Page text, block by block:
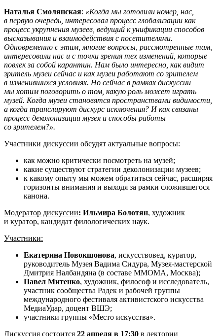
Наталья Смолянская: «Когда мы готовили номер, нас,
в первую очередь, интересовал процесс глобализации как
процесс укрупнения музеев, ведущий к унификации способов
высказывания и взаимодействия с посетителями.
Одновременно с этим, многие вопросы, рассмотренные там,
интересовали нас и с точки зрения тех изменений, которые
повлек за собой карантин. Нам было интересно, как видит
зритель музеи сейчас и как музеи работают со зрителем
в изменившихся условиях. Но сейчас в рамках дискуссии
мы хотим поговорить о том, какую роль может играть
музей. Когда музеи становятся пространствами видимости,
а когда транслируют дискурс исключения? И как связаны
процесс деколонизации музея и способы работы
со зрителем?».
Участники дискуссии обсудят актуальные вопросы:
как можно критически посмотреть на музей;
какие существуют стратегии деколонизации музеев;
к какому опыту мы можем обратиться сейчас, расширяя
горизонты внимания и выходя за рамки сложившегося
канона.
Модератор дискуссии: Ильмира Болотян, художник
и куратор, кандидат филологических наук.
Участники:
Екатерина Новокшонова, искусствовед, куратор,
руководитель Музея Вадима Сидура, Музея-мастерской
Дмитрия Налбандяна (в составе ММОМА, Москва);
Павел Митенко, художник, философ и исследователь,
участник сообщества Радек и рабочей группы
международного фестиваля активистского искусства
МедиаУдар, доцент ВШЭ;
участники группы «Место искусства».
Дискуссия состоится 22 апреля в 17:30 в лектории